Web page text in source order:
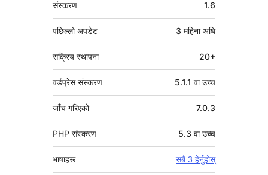
संस्करण 1.6
पछिल्लो अपडेट 3 महिनाअघि
सक्रिय स्थापना 20+
वर्डप्रेस संस्करण 5.1.1 वा उच्च
जाँच गरिएको 7.0.3
PHP संस्करण 5.3 वा उच्च
भाषाहरू सबै 3 हेर्नुहोस्